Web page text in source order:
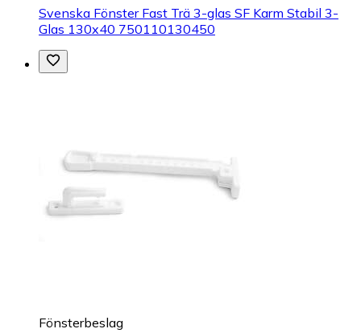
Svenska Fönster Fast Trä 3-glas SF Karm Stabil 3-
Glas 130x40 750110130450
Fönsterbeslag